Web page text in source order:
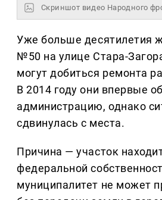
Скриншот видео Народного
Уже больше десятилетия
№50 на улице Стара-
могут добиться ремонта
В 2014 году они впервые
администрацию, однако
сдвинулась с места.
Причина — участок
федеральной
муниципалитет не может